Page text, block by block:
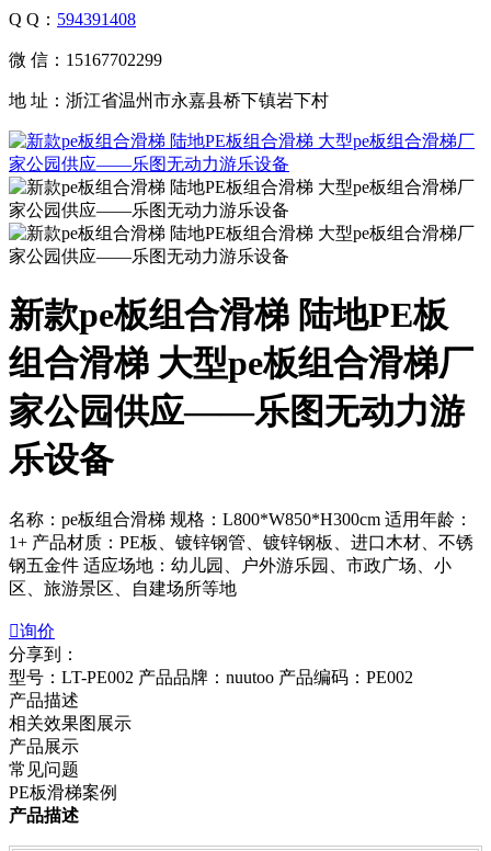
Q Q： 594391408
微 信：15167702299
地 址：浙江省温州市永嘉县桥下镇岩下村
新款pe板组合滑梯 陆地PE板
组合滑梯 大型pe板组合滑梯厂
家公园供应——乐图无动力游
乐设备
名称：pe板组合滑梯 规格：L800*W850*H300cm 适用年龄：
1+ 产品材质：PE板、镀锌钢管、镀锌钢板、进口木材、不锈
钢五金件 适应场地：幼儿园、户外游乐园、市政广场、小
区、旅游景区、自建场所等地
询价
分享到：
型号：LT-PE002 产品品牌：nuutoo 产品编码：PE002
产品描述
相关效果图展示
产品展示
常见问题
PE板滑梯案例
产品描述